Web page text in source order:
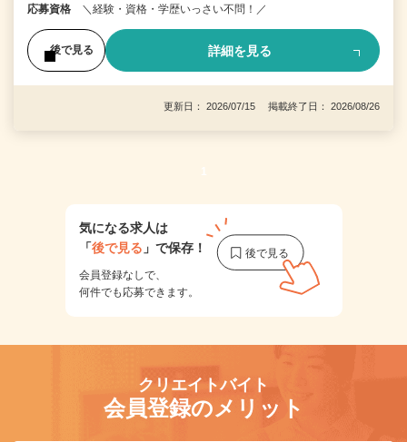
応募資格 ＼経験・資格・学歴いっさい不問！／
後で見る 詳細を見る
更新日： 2026/07/15 掲載終了日： 2026/08/26
1
気になる求人は
「後で見る 」で保存！
会員登録なしで、
何件でも応募できます。
クリエイトバイト
会員登録のメリット